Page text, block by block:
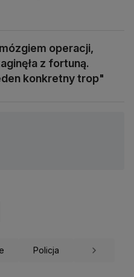
mózgiem operacji,
z fortuną.
konkretny trop"
Policja